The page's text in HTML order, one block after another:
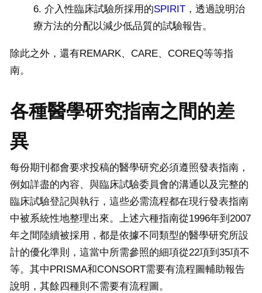
介入性臨床試驗所採用的SPIRIT ，透過說明治
療方法的分配以減少低品質的試驗報告。
除此之外，還有REMARK、CARE、COREQ等等指
南。
各種醫學研究指南之間的差
異
每份期刊都會要求投稿的醫學研究必須遵照發表指南，
例如詳盡的內容、與臨床試驗委員會的溝通以及完整的
臨床試驗登記與執行，這些必需流程都在現行發表指南
中被系統性地整理出來。上述六種指南從1996年到2007
年之間陸續被採用，都是依據不同類型的醫學研究所設
計的優化準則，這當中所需參照的細項從22項到35項不
等。其中PRISMA和CONSORT需要有流程圖輔助報告
說明，其餘四種則不需要有流程圖。